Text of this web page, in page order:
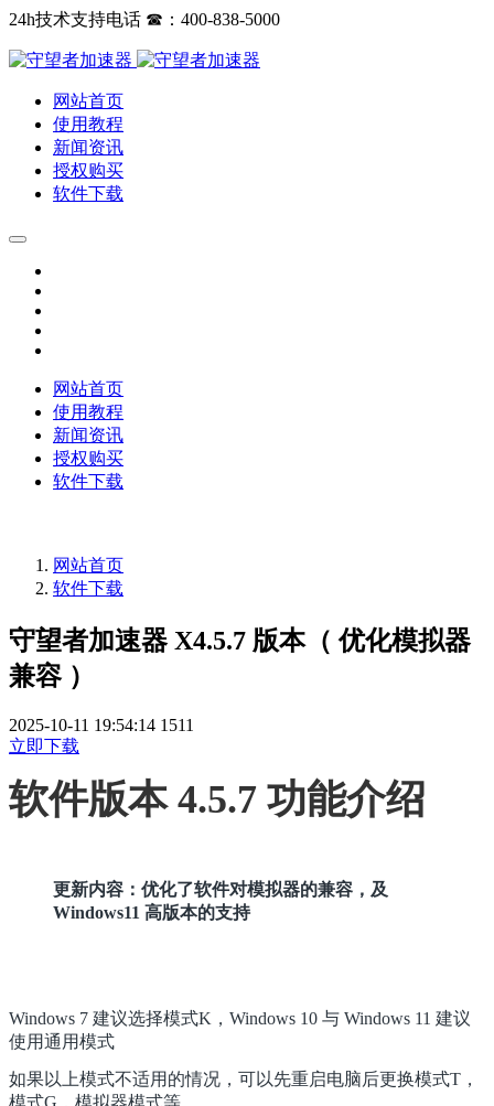
24h技术支持电话 ☎：400-838-5000
网站首页
使用教程
新闻资讯
授权购买
软件下载
网站首页
使用教程
新闻资讯
授权购买
软件下载
网站首页
软件下载
守望者加速器 X4.5.7 版本（ 优化模拟器
兼容 ）
2025-10-11 19:54:14 1511
立即下载
软件版本 4.5.7 功能介绍
更新内容： 优化了软件对模拟器的兼容，及
Windows11 高版本的支持
Windows 7 建议选择模式K，Windows 10 与 Windows 11 建议
使用通用模式
如果以上模式不适用的情况，可以先重启电脑后更换模式T，
模式G，模拟器模式等